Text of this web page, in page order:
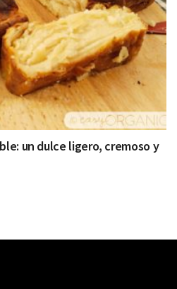
un dulce ligero, cremoso y